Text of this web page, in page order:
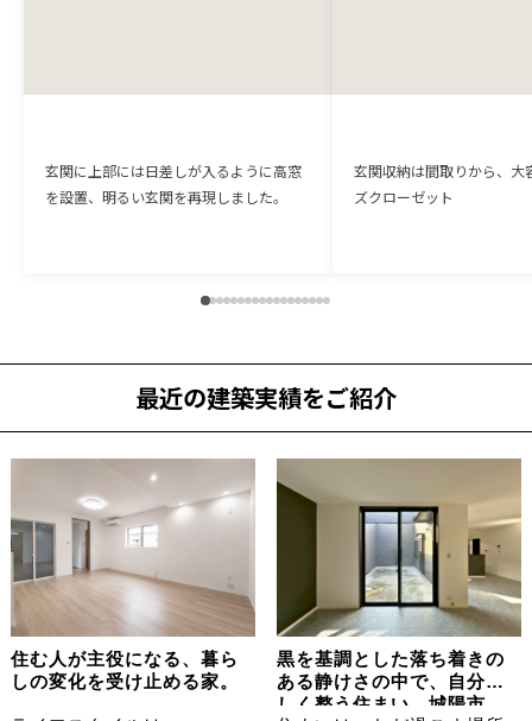
玄関に上部には日差しが入るように高窓
を設置、明るい玄関を再現しました。
玄関収納は間取りから、大
ズクローゼット
最近の建築実績をご紹介